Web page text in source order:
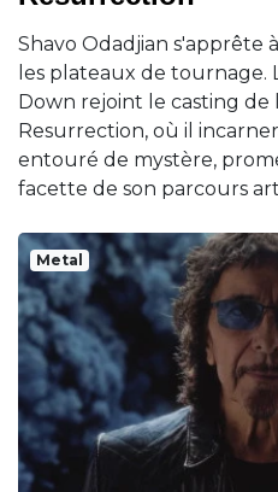
Shavo Odadjian s'apprête
les plateaux de tournage.
Down rejoint le casting de
Resurrection, où il
entouré de mystère,
facette de son parcours
Metal